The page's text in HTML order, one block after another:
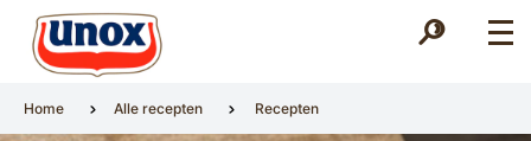
Zoek
Zoek
Home Alle recepten Recepten